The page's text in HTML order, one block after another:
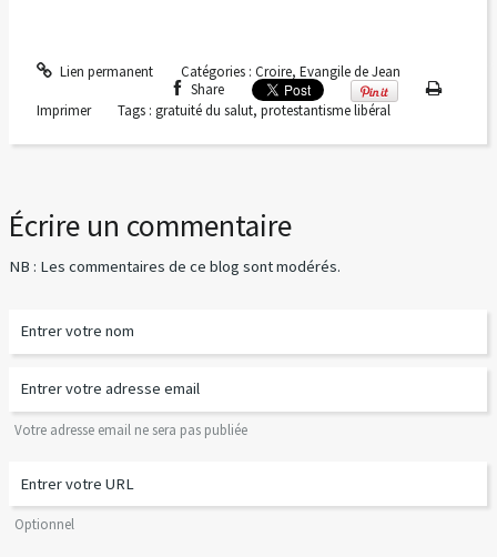
Lien permanent Catégories : Croire, Evangile de Jean
Share
Imprimer
Tags :gratuité du salut,protestantisme libéral
Écrire un commentaire
NB : Les commentaires de ce blog sont modérés.
Votre adresse email ne sera pas publiée
Optionnel